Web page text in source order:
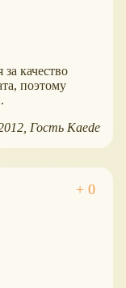
качество
поэтому
Гость Kaede